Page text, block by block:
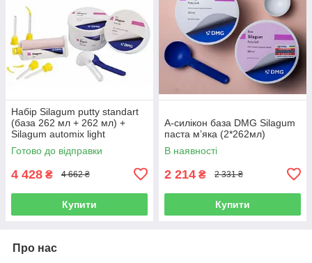
Набір Silagum putty standart
(база 262 мл + 262 мл) +
Silagum automix light
(коректор 50 мл + 50 мл)
Готово до відправки
4 428 ₴ 4 662 ₴
Купити
А-силікон база DMG Silagum
паста м’яка (2*262мл)
В наявності
2 214 ₴ 2 331 ₴
Купити
Про нас